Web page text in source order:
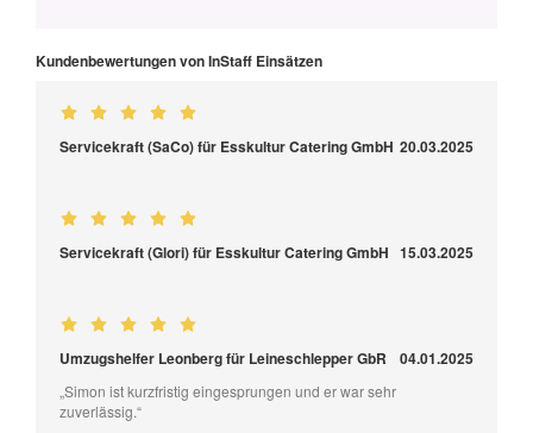
Kundenbewertungen von InStaff Einsätzen
Servicekraft (SaCo) für Esskultur Catering GmbH 20.03.2025
Servicekraft (Glori) für Esskultur Catering GmbH 15.03.2025
Umzugshelfer Leonberg für Leineschlepper GbR 04.01.2025
„Simon ist kurzfristig eingesprungen und er war sehr
zuverlässig.“